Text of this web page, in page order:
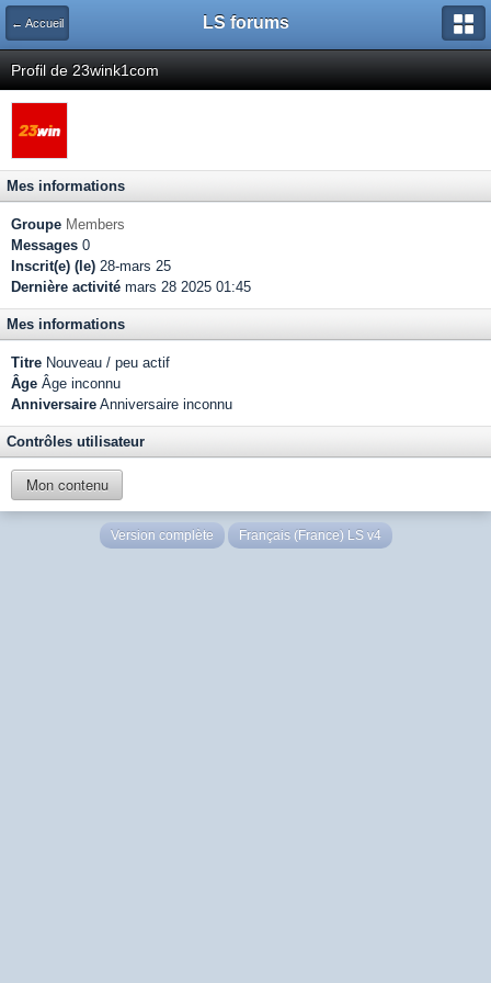
← Accueil LS forums
Profil de 23wink1com
Mes informations
Groupe Members
Messages 0
Inscrit(e) (le) 28-mars 25
Dernière activité mars 28 2025 01:45
Mes informations
Titre Nouveau / peu actif
Âge Âge inconnu
Anniversaire Anniversaire inconnu
Contrôles utilisateur
Mon contenu
Version complète Français (France) LS v4